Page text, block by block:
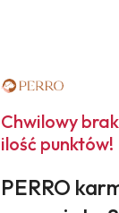
NAZWA
PRODUCENTA:
Chwilowy
ilość punktów!
PERRO